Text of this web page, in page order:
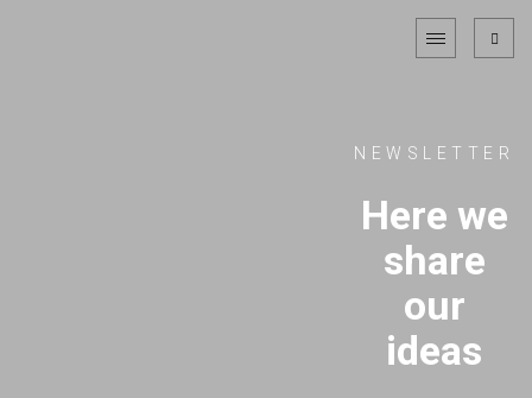
NEWSLETTER
Here we
share
our
ideas